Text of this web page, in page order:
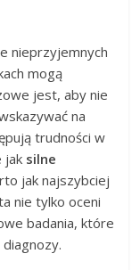
nieprzyjemnych
mogą
jest, aby nie
na
trudności w
jak silne
jak najszybciej
nie tylko oceni
badania, które